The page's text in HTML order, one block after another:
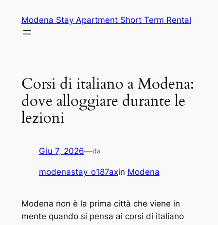
contenuto
Modena Stay Apartment Short Term Rental
Corsi di italiano a Modena:
dove alloggiare durante le
lezioni
Giu 7, 2026—da
modenastay_o187axin Modena
Modena non è la prima città che viene in
mente quando si pensa ai corsi di italiano